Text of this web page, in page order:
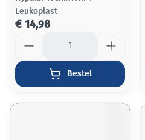
Leukoplast
€ 14,98
Bestel